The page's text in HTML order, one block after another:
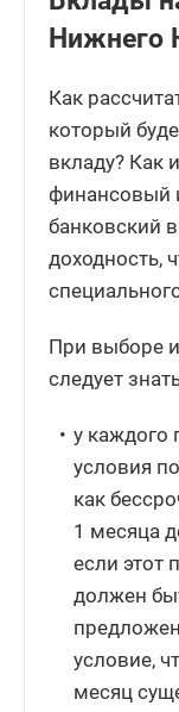
Нижнего
Как
который
вкладу? Как
финансовый
банковский
доходность,
При выборе
следует
у каждого
условия
как
1 месяца
если этот
должен
условие,
месяц